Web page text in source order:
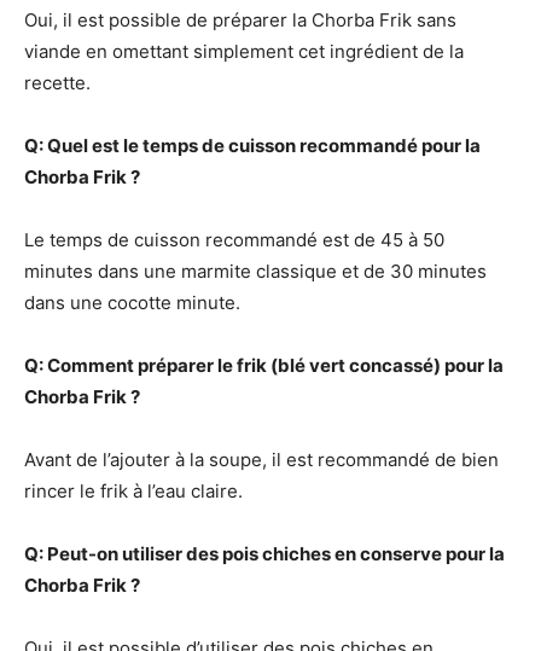
Oui, il est possible de préparer la Chorba Frik sans
viande en omettant simplement cet ingrédient de la
recette.
Q: Quel est le temps de cuisson recommandé pour la
Chorba Frik ?
Le temps de cuisson recommandé est de 45 à 50
minutes dans une marmite classique et de 30 minutes
dans une cocotte minute.
Q: Comment préparer le frik (blé vert concassé) pour la
Chorba Frik ?
Avant de l’ajouter à la soupe, il est recommandé de bien
rincer le frik à l’eau claire.
Q: Peut-on utiliser des pois chiches en conserve pour la
Chorba Frik ?